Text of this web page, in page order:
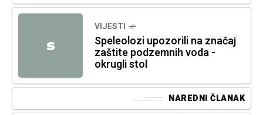
S
VIJESTI
Speleolozi upozorili na značaj
zaštite podzemnih voda -
okrugli stol
NAREDNI ČLANAK